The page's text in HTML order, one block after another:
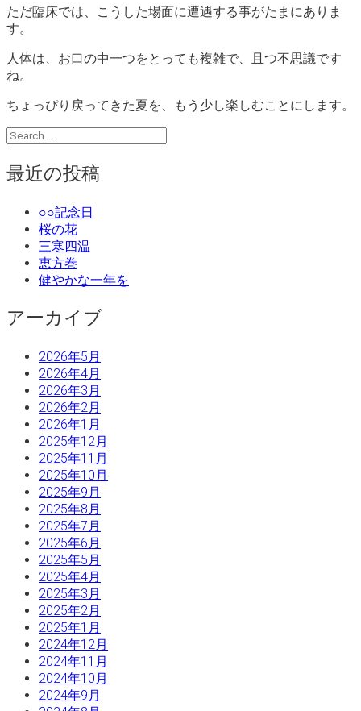
ただ臨床では、こうした場面に遭遇する事がたまにありま
す。
人体は、お口の中一つをとっても複雑で、且つ不思議です
ね。
ちょっぴり戻ってきた夏を、もう少し楽しむことにします。
最近の投稿
○○記念日
桜の花
三寒四温
恵方巻
健やかな一年を
アーカイブ
2026年5月
2026年4月
2026年3月
2026年2月
2026年1月
2025年12月
2025年11月
2025年10月
2025年9月
2025年8月
2025年7月
2025年6月
2025年5月
2025年4月
2025年3月
2025年2月
2025年1月
2024年12月
2024年11月
2024年10月
2024年9月